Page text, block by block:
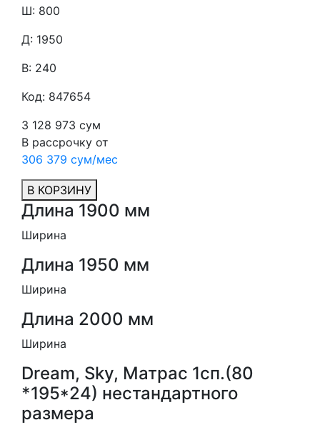
Ш: 800
Д: 1950
В: 240
Код: 847654
3 128 973 сум
В рассрочку от
306 379 сум/мес
В КОРЗИНУ
Длина 1900 мм
Ширина
Длина 1950 мм
Ширина
Длина 2000 мм
Ширина
Dream, Sky, Матрас 1сп.(80
*195*24) нестандартного
размера